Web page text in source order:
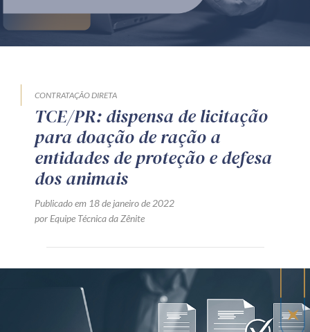
Produtos e serviços
Orientação por Escrito
Mentoria Zênite
Capacitação
Zênite Online
Eventos presenciais
Zênite in Company
Diferenciais
Receba por RSS
CONTRATAÇÃO DIRETA
TCE/PR: dispensa de licitação
para doação de ração a
entidades de proteção e defesa
dos animais
Publicado em 18 de janeiro de 2022
por Equipe Técnica da Zênite